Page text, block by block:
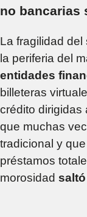
no bancarias
La fragilidad
la periferia del
entidades
billeteras
crédito dirigidas
que muchas
tradicional y
préstamos
morosidad saltó